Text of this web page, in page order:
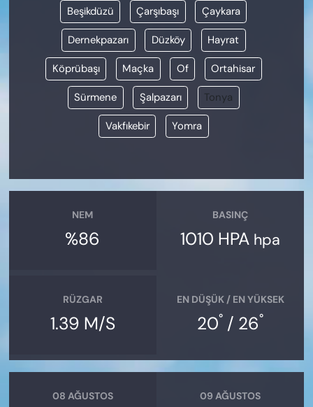
Beşikdüzü Çarşıbaşı Çaykara
Dernekpazarı Düzköy Hayrat
Köprübaşı Maçka Of Ortahisar
Sürmene Şalpazarı Tonya
Vakfıkebir Yomra
NEM
%86
BASINÇ
1010 HPA hpa
RÜZGAR
1.39 M/S
EN DÜŞÜK / EN YÜKSEK
20° / 26°
08 AĞUSTOS 09 AĞUSTOS
VAN VE DİYARBAKIR HABERLERİ